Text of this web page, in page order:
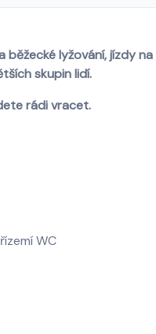
lyžování, jízdy
skupin lidí.
rádi vracet.
WC